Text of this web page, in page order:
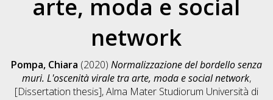
arte, moda e social
network
Pompa, Chiara (2020) Normalizzazione del bordello senza
muri. L'oscenità virale tra arte, moda e social network,
[Dissertation thesis], Alma Mater Studiorum Università di